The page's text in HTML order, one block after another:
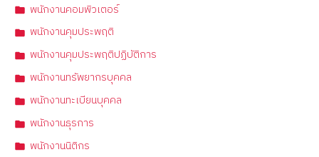
พนักงานคอมพิวเตอร์
พนักงานคุมประพฤติ
พนักงานคุมประพฤติปฏิบัติการ
พนักงานทรัพยากรบุคคล
พนักงานทะเบียนบุคคล
พนักงานธุรการ
พนักงานนิติกร